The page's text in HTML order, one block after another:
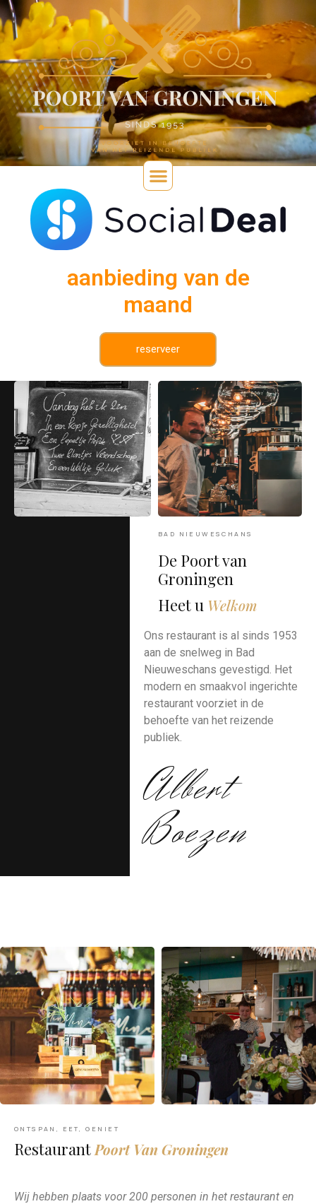
aanbieding van de
maand
reserveer
BAD NIEUWESCHANS
De Poort van
Groningen
Heet u Welkom
Ons restaurant is al sinds 1953
aan de snelweg in Bad
Nieuweschans gevestigd. Het
modern en smaakvol ingerichte
restaurant voorziet in de
behoefte van het reizende
publiek.
Albert
Boezen
ONTSPAN, EET, GENIET
Restaurant Poort Van Groningen
Wij hebben plaats voor 200 personen in het restaurant en